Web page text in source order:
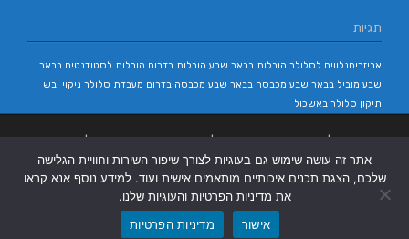
תגיות
אביזריםנלווים לסלולר הובלות בבאר שבע הובלות בדרום הובלות לסטודנטים בבאר
שבע מוביל בבאר שבע מכבסה בבאר שבע מכבסה בדרום מעבדת סלולר ניקוי יבש
תיקון סלולר באשכול
בבאר שבע |
אתר זה עושה שימוש גם בעוגיות לצורך שיפור השירות וחוויית הגלישה
שלכם, הצגת תכנים איכותיים מותאמים אישית ועוד. למידע נוסף אנא קראו
את מדיניות הפרטיות והעוגיות שלנו.
אישור
מדיניות הפרטיות